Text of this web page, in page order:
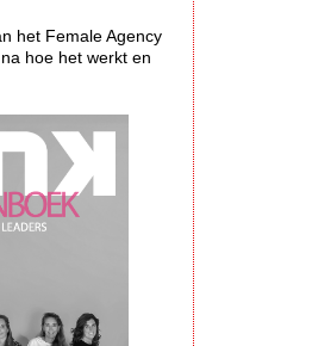
het Female Agency
na hoe het werkt en